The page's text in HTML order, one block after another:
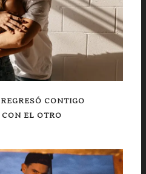
CONTIGO
EL OTRO